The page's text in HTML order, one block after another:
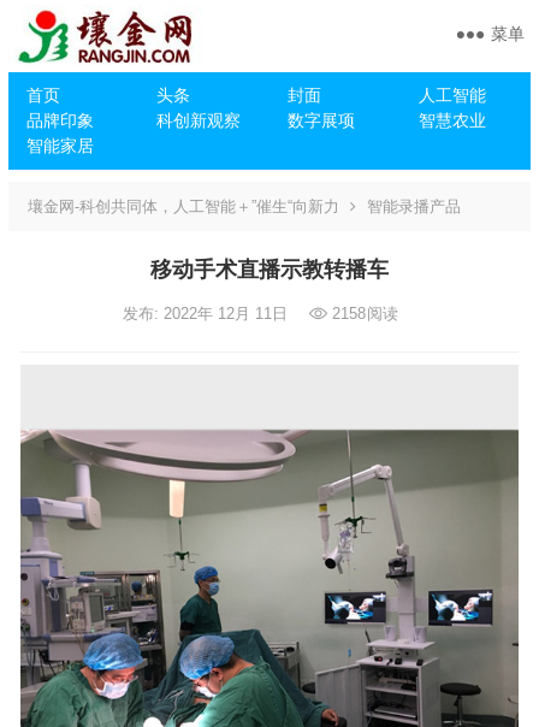
首页 头条 封面
人工智能
品牌印象
科创新观察 数字展项
智慧农业
智能家居
菜单
壤金网-科创共同体，人工智能＋”催生“向新力 智能录播产品
移动手术直播示教转播车
发布: 2022年 12月 11日 2158阅读